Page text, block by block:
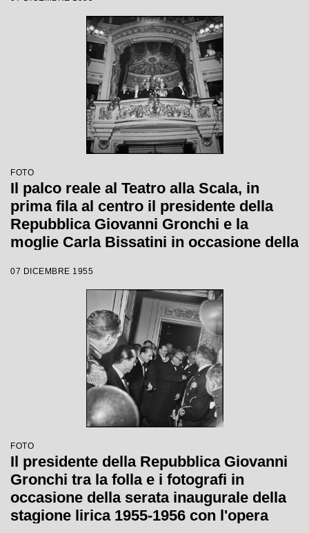
FOTO
Il palco reale al Teatro alla Scala, in
prima fila al centro il presidente della
Repubblica Giovanni Gronchi e la
moglie Carla Bissatini in occasione della
1955-1956 con l'opera "Norma" di
Vincenzo Bellini, diretta da Antonino
Votto, con la regia di Margherita
07 DICEMBRE 1955
FOTO
Il presidente della Repubblica Giovanni
Gronchi tra la folla e i fotografi in
occasione della serata inaugurale della
stagione lirica 1955-1956 con l'opera